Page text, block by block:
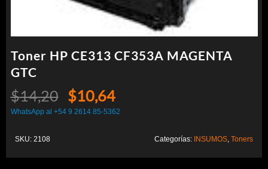
Toner HP CE313 CF353A MAGENTA
GTC
$14,20 El
precio
$10,64El
precio
WhatsApp al +54 9 2614 85-5362
SKU: 2108 Categorías: INSUMOS Toners